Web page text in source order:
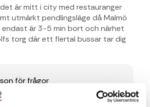
är mitt i city med restauranger
utmärkt pendlingsläge då Malmö
är 3-5 min bort och närhet
torg där ett flertal bussar tar dig
för frågor